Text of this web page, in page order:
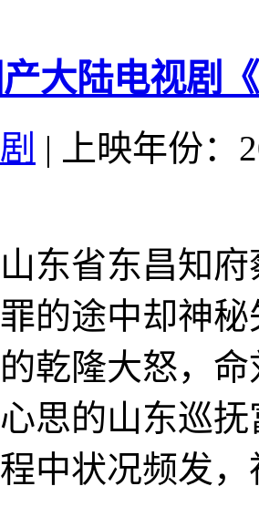
大陆电视剧
|
上映年份：
东省东昌知
的途中却神
乾隆大怒，
思的山东巡
中状况频发